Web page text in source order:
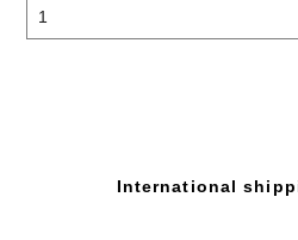
International